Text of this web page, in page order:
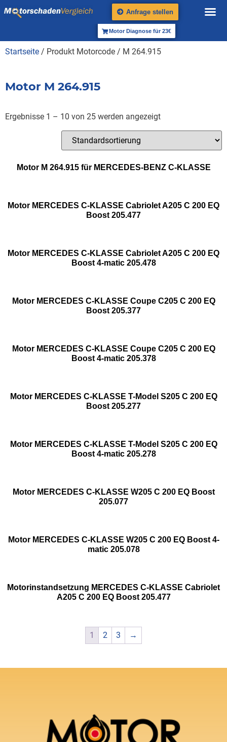
Anfrage stellen
Motor Diagnose für 23€
Startseite / Produkt Motorcode / M 264.915
Motor M 264.915
Ergebnisse 1 – 10 von 25 werden angezeigt
Motor M 264.915 für MERCEDES-BENZ C-KLASSE
Motor MERCEDES C-KLASSE Cabriolet A205 C 200 EQ
Boost 205.477
Motor MERCEDES C-KLASSE Cabriolet A205 C 200 EQ
Boost 4-matic 205.478
Motor MERCEDES C-KLASSE Coupe C205 C 200 EQ
Boost 205.377
Motor MERCEDES C-KLASSE Coupe C205 C 200 EQ
Boost 4-matic 205.378
Motor MERCEDES C-KLASSE T-Model S205 C 200 EQ
Boost 205.277
Motor MERCEDES C-KLASSE T-Model S205 C 200 EQ
Boost 4-matic 205.278
Motor MERCEDES C-KLASSE W205 C 200 EQ Boost
205.077
Motor MERCEDES C-KLASSE W205 C 200 EQ Boost 4-
matic 205.078
Motorinstandsetzung MERCEDES C-KLASSE Cabriolet
A205 C 200 EQ Boost 205.477
1 2 3 →